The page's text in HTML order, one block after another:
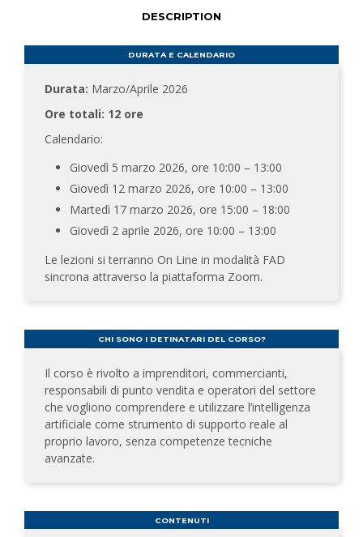
DESCRIPTION
DURATA E CALENDARIO
Durata: Marzo/Aprile 2026
Ore totali: 12 ore
Calendario:
Giovedì 5 marzo 2026, ore 10:00 – 13:00
Giovedì 12 marzo 2026, ore 10:00 – 13:00
Martedì 17 marzo 2026, ore 15:00 – 18:00
Giovedì 2 aprile 2026, ore 10:00 – 13:00
Le lezioni si terranno On Line in modalità FAD
sincrona attraverso la piattaforma Zoom.
CHI SONO I DETINATARI DEL CORSO?
Il corso è rivolto a imprenditori, commercianti,
responsabili di punto vendita e operatori del settore
che vogliono comprendere e utilizzare l’intelligenza
artificiale come strumento di supporto reale al
proprio lavoro, senza competenze tecniche
avanzate.
CONTENUTI